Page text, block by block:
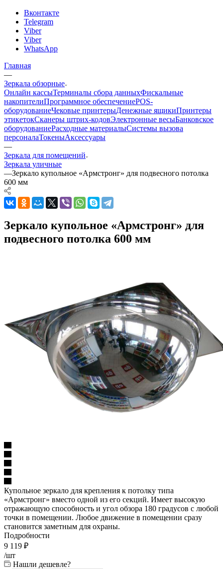
Вконтакте
Telegram
Viber
Viber
WhatsApp
Главная
—
Зеркала обзорные
Онлайн кассыТерминалы сбора данныхФискальные
накопителиПрограммное обеспечениеPOS-
оборудованиеЧековые принтерыДенежные ящикиПринтеры
этикетокСканеры штрих-кодовЭлектронные весыБанковское
оборудованиеРасходные материалыСистемы вызова
персоналаТокеныАксессуары
—
Зеркала для помещений
Зеркала уличные
—Зеркало купольное «Армстронг» для подвесного потолка
600 мм
Зеркало купольное «Армстронг» для
подвесного потолка 600 мм
Купольное зеркало для крепления к потолку типа
«Армстронг» вместо одной из его секций. Имеет высокую
отражающую способность и угол обзора 180 градусов с любой
точки в помещении. Любое движение в помещении сразу
становится заметным для охраны.
Подробности
9 119 ₽
/шт
Нашли дешевле?